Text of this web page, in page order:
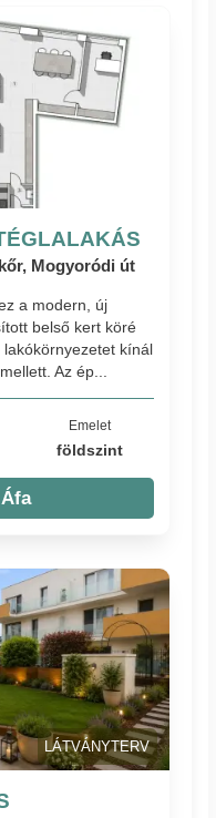
Mogyoródi út
a modern, új
belső kert köré
kínál
Az ép...
Emelet
földszint
LÁTVÁNYTERV